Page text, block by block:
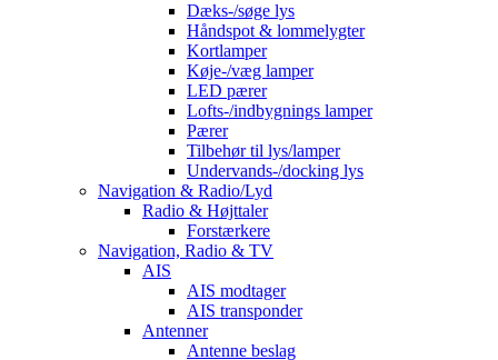
Dæks-/søge lys
Håndspot & lommelygter
Kortlamper
Køje-/væg lamper
LED pærer
Lofts-/indbygnings lamper
Pærer
Tilbehør til lys/lamper
Undervands-/docking lys
Navigation & Radio/Lyd
Radio & Højttaler
Forstærkere
Navigation, Radio & TV
AIS
AIS modtager
AIS transponder
Antenner
Antenne beslag